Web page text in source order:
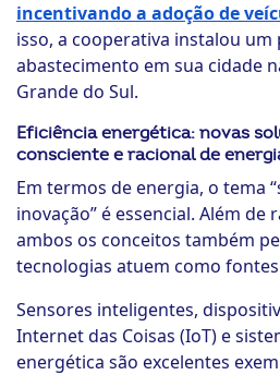
incentivando a adoção de
isso, a cooperativa instalou um
abastecimento em sua cidade
Grande do Sul.
Eficiência energética: novas
consciente e racional de
Em termos de energia, o tema
inovação” é essencial. Além de
ambos os conceitos também
tecnologias atuem como
Sensores inteligentes,
Internet das Coisas (IoT) e
energética são excelentes